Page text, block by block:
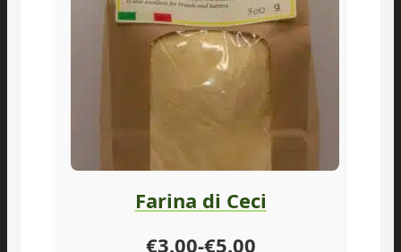
Farina di Ceci
€3.00-€5.00
Fascia